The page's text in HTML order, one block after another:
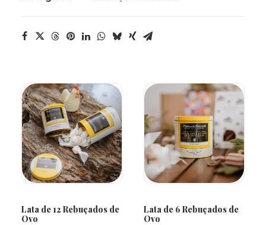
Lata de 12 Rebuçados de
Ovo
Lata de 6 Rebuçados de
Ovo